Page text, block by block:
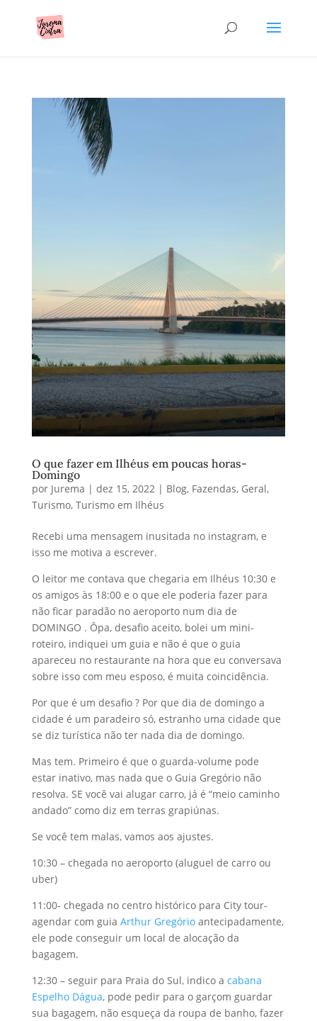
O que fazer em Ilhéus em poucas horas-
Domingo
por Jurema | dez 15, 2022| Blog, Fazendas, Geral,
Turismo, Turismo em Ilhéus
Recebi uma mensagem inusitada no instagram, e
isso me motiva a escrever.
O leitor me contava que chegaria em Ilhéus 10:30 e
os amigos às 18:00 e o que ele poderia fazer para
não ficar paradão no aeroporto num dia de
DOMINGO . Ôpa, desafio aceito, bolei um mini-
roteiro, indiquei um guia e não é que o guia
apareceu no restaurante na hora que eu conversava
sobre isso com meu esposo, é muita coincidência.
Por que é um desafio ? Por que dia de domingo a
cidade é um paradeiro só, estranho uma cidade que
se diz turística não ter nada dia de domingo.
Mas tem. Primeiro é que o guarda-volume pode
estar inativo, mas nada que o Guia Gregório não
resolva. SE você vai alugar carro, já é “meio caminho
andado” como diz em terras grapiúnas.
Se você tem malas, vamos aos ajustes.
10:30 – chegada no aeroporto (aluguel de carro ou
uber)
11:00- chegada no centro histórico para City tour-
agendar com guia Arthur Gregórioantecipadamente,
ele pode conseguir um local de alocação da
bagagem.
12:30 – seguir para Praia do Sul, indico a cabana
Espelho Dágua, pode pedir para o garçom guardar
sua bagagem, não esqueça da roupa de banho, fazer